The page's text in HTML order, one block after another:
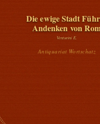
Die ewige Stadt
Andenken von
Venturini E.
Antiquariat Wortschatz